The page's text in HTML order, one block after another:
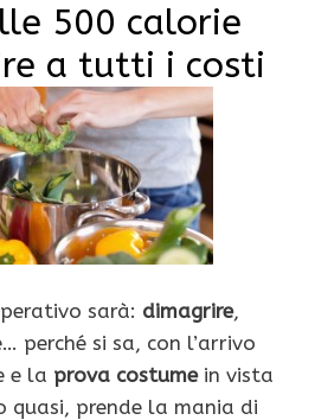
500 calorie
a tutti i costi
sarà: dimagrire,
perché si sa, con l’arrivo
e la prova costumein vista
prende la mania di